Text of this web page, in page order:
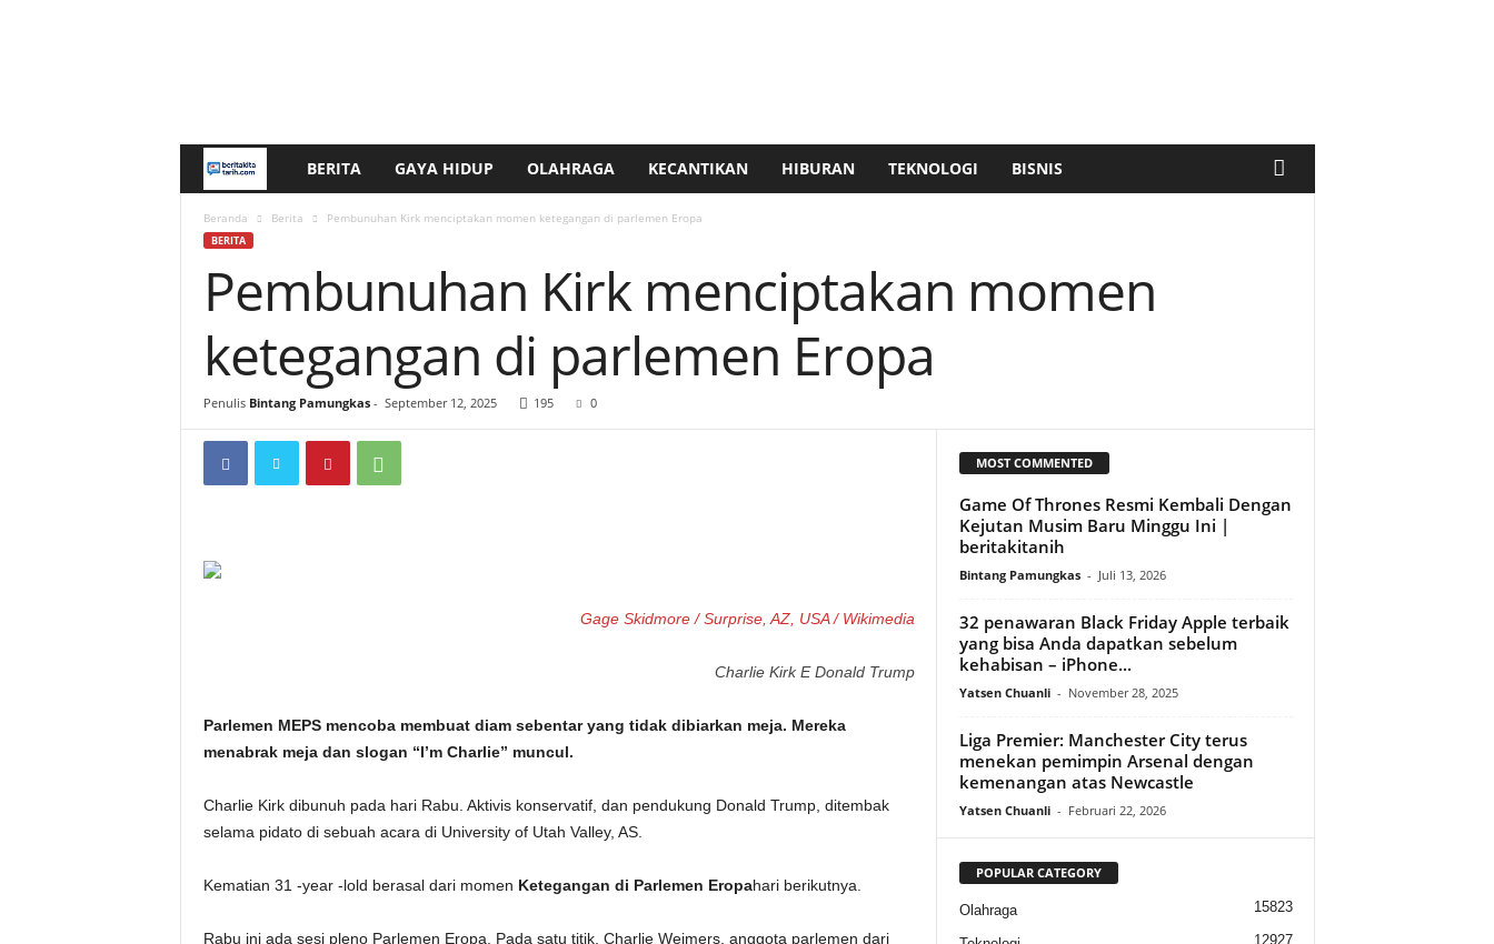
e
i
t
a
h
.
BERITA GAYA HIDUP OLAHRAGA KECANTIKAN HIBURAN TEKNOLOGI BISNIS
Beranda Berita Pembunuhan Kirk menciptakan momen ketegangan di parlemen Eropa
BERITA
Pembunuhan Kirk menciptakan momen
ketegangan di parlemen Eropa
Penulis Bintang Pamungkas- September 12, 2025 195 0
Gage Skidmore / Surprise, AZ, USA / Wikimedia
Charlie Kirk E Donald Trump
Parlemen MEPS mencoba membuat diam sebentar yang tidak dibiarkan meja. Mereka
menabrak meja dan slogan “I’m Charlie” muncul.
Charlie Kirk dibunuh pada hari Rabu. Aktivis konservatif, dan pendukung Donald Trump, ditembak
selama pidato di sebuah acara di University of Utah Valley, AS.
Kematian 31 -year -lold berasal dari momen Ketegangan di Parlemen Eropahari berikutnya.
Rabu ini ada sesi pleno Parlemen Eropa. Pada satu titik, Charlie Weimers, anggota parlemen dari
MOST COMMENTED
Game Of Thrones Resmi Kembali Dengan
Kejutan Musim Baru Minggu Ini |
beritakitanih
Bintang Pamungkas - Juli 13, 2026
32 penawaran Black Friday Apple terbaik
yang bisa Anda dapatkan sebelum
kehabisan – iPhone...
Yatsen Chuanli - November 28, 2025
Liga Premier: Manchester City terus
menekan pemimpin Arsenal dengan
kemenangan atas Newcastle
Yatsen Chuanli - Februari 22, 2026
POPULAR CATEGORY
Olahraga 15823
12927